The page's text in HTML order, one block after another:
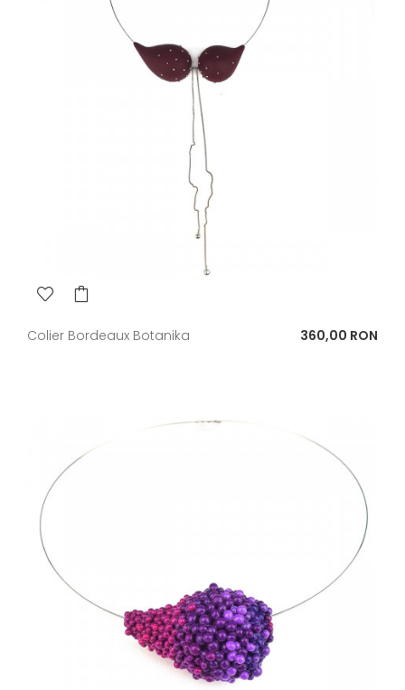
Colier Bordeaux Botanika Pret
360,00 RON